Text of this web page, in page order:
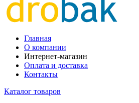
Главная
О компании
Интернет-магазин
Оплата и доставка
Контакты
Каталог товаров